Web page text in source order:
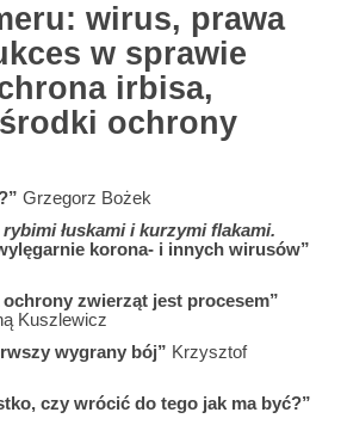
wirus, prawa
w sprawie
irbisa,
ochrony
Grzegorz Bożek
łuskami i kurzymi flakami.
korona- i innych wirusów”
ochrony zwierząt jest procesem”
Kuszlewicz
wygrany bój” Krzysztof
czy wrócić do tego jak ma być?”